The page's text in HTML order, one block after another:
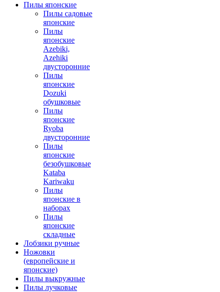
Пилы японские
Пилы садовые
японские
Пилы
японские
Azebiki,
Azehiki
двусторонние
Пилы
японские
Dozuki
обушковые
Пилы
японские
Ryoba
двусторонние
Пилы
японские
безобушковые
Kataba
Kariwaku
Пилы
японские в
наборах
Пилы
японские
складные
Лобзики ручные
Ножовки
(европейские и
японские)
Пилы выкружные
Пилы лучковые